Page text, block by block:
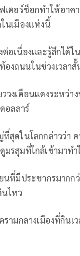
เตอร์ช็อกทำให้อา
นเมืองแห่งนี้
ต่อเนื่องและรู้สึกไ
ถนนในช่วงเวลาสั้
งเดือนแดงระหว่า
อลลาร์
ดในโลกกล่าวว่า
รสุมที่ใกล้เข้ามาท
นที่มีประชากรมาก
ไหว
ามกลางเมืองที่กิน